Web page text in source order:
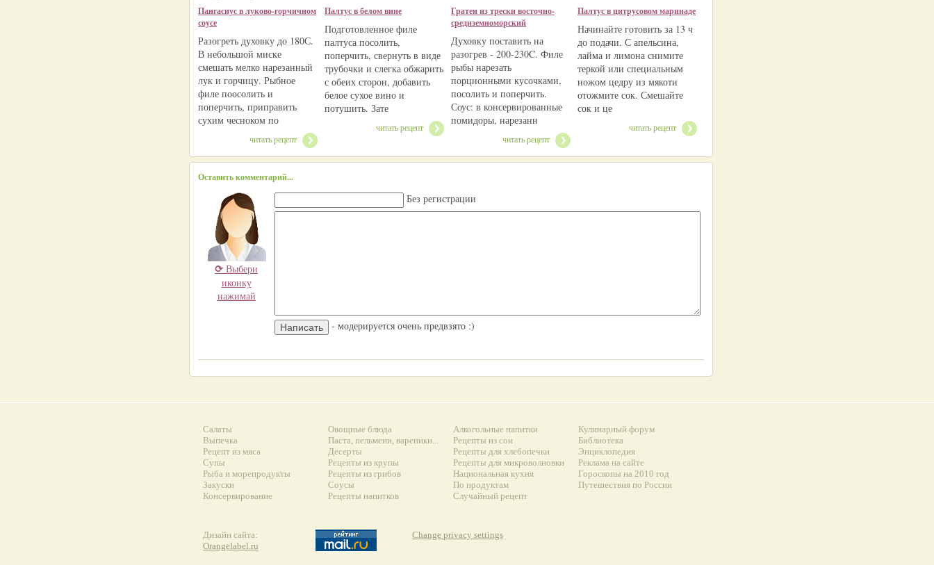
Пангасиус в луково-горчичном
соусе
Разогреть духовку до 180С.
В небольшой миске
смешать мелко нарезанный
лук и горчицу. Рыбное
филе поосолить и
поперчить, приправить
сухим чесноком по
читать рецепт
Палтус в белом вине
Подготовленное филе
палтуса посолить,
поперчить, свернуть в виде
трубочки и слегка обжарить
с обеих сторон, добавить
белое сухое вино и
потушить. Зате
читать рецепт
Гратен из трески восточно-
средиземноморский
Духовку поставить на
разогрев - 200-230C. Филе
рыбы нарезать
порционными кусочками,
посолить и поперчить.
Соус: в консервированные
помидоры, нарезанн
читать рецепт
Палтус в цитрусовом маринаде
Начинайте готовить за 13 ч
до подачи. С апельсина,
лайма и лимона снимите
теркой или специальным
ножом цедру из мякоти
отожмите сок. Смешайте
сок и це
читать рецепт
Оставить комментарий...
⟳ Выбери
иконку
нажимай
Без регистрации
- модерируется очень предвзято :)
Салаты
Выпечка
Рецепт из мяса
Супы
Рыба и морепродукты
Закуски
Консервирование
Овощные блюда
Паста, пельмени, вареники...
Десерты
Рецепты из крупы
Рецепты из грибов
Соусы
Рецепты напитков
Алкогольные напитки
Рецепты из сои
Рецепты для хлебопечки
Рецепты для микроволновки
Национальная кухня
По продуктам
Случайный рецепт
Кулинарный форум
Библиотека
Энциклопедия
Реклама на сайте
Гороскопы на 2010 год
Путешествия по России
Дизайн сайта:
Orangelabel.ru
Change privacy settings